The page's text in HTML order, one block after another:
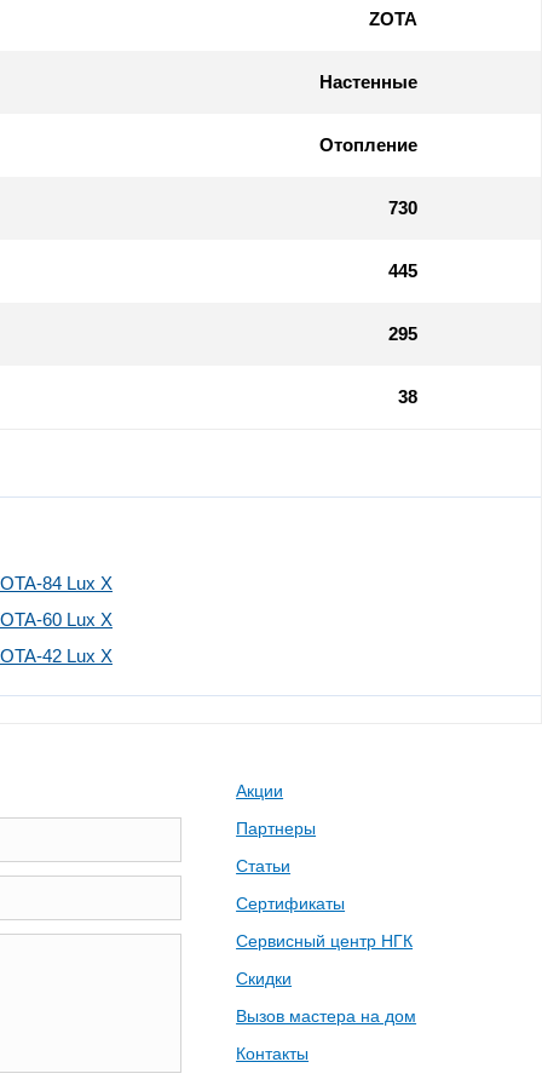
ZOTA
Настенные
Отопление
730
445
295
38
84 Lux X
60 Lux X
42 Lux X
Акции
Партнеры
Статьи
Сертификаты
Сервисный центр НГК
Скидки
Вызов мастера на дом
Контакты